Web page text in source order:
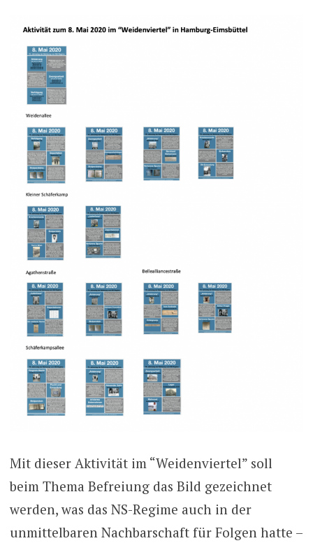
Mit dieser Aktivität im “Weidenviertel” soll
beim Thema Befreiung das Bild gezeichnet
werden, was das NS-Regime auch in der
unmittelbaren Nachbarschaft für Folgen hatte –